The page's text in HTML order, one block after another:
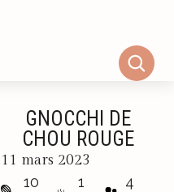
GNOCCHI DE
CHOU ROUGE
11 mars 2023
10
1
4